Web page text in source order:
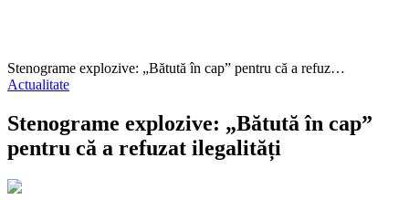
Stenograme explozive: „Bătută în cap” pentru că a refuz…
Actualitate
Stenograme explozive: „Bătută în cap”
pentru că a refuzat ilegalități